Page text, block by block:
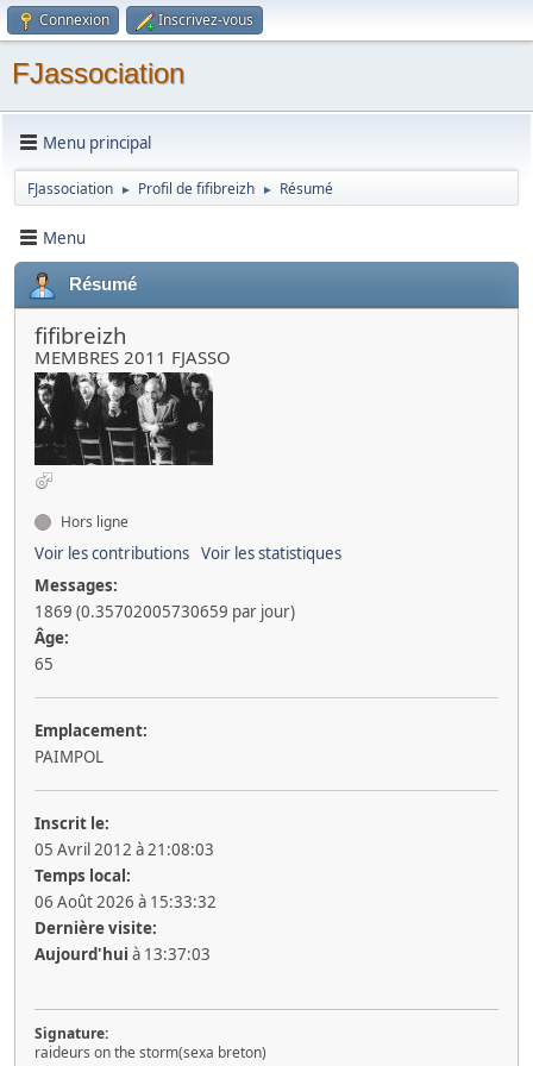
Connexion Inscrivez-vous
FJassociation
Menu principal
FJassociation ► Profil de fifibreizh ► Résumé
Menu
Résumé
fifibreizh
MEMBRES 2011 FJASSO
Hors ligne
Voir les contributions Voir les statistiques
Messages:
1869 (0.35702005730659 par jour)
Âge:
65
Emplacement:
PAIMPOL
Inscrit le:
05 Avril 2012 à 21:08:03
Temps local:
06 Août 2026 à 15:33:32
Dernière visite:
Aujourd'hui à 13:37:03
Signature:
raideurs on the storm(sexa breton)